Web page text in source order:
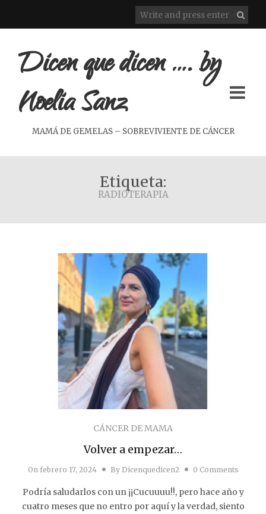
Dicen que dicen …. by
Noelia Sanz
MAMÁ DE GEMELAS – SOBREVIVIENTE DE CÁNCER
Etiqueta:
RADIOTERAPIA
CÁNCER DE MAMA
Volver a empezar…
On febrero 17, 2024 By Dicenquedicen2 0 Comments
Podría saludarlos con un ¡¡Cucuuuu!!, pero hace año y
cuatro meses que no entro por aquí y la verdad, siento